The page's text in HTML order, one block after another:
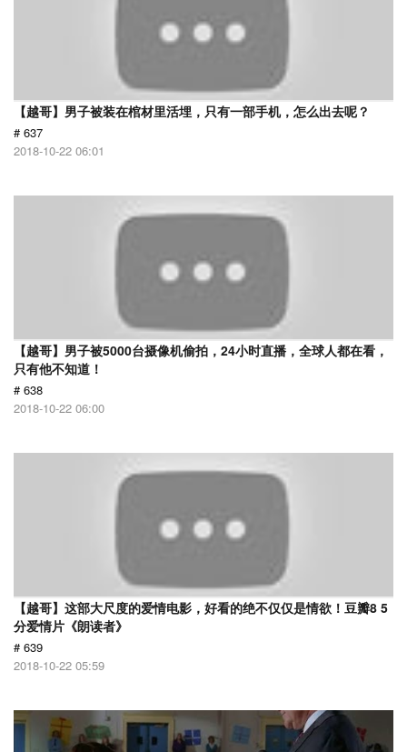
【越哥】男子被装在棺材里活埋，只有一部手机，怎么出去呢？
# 637
2018-10-22 06:01
【越哥】男子被5000台摄像机偷拍，24小时直播，全球人都在看，
只有他不知道！
# 638
2018-10-22 06:00
【越哥】这部大尺度的爱情电影，好看的绝不仅仅是情欲！豆瓣8 5
分爱情片《朗读者》
# 639
2018-10-22 05:59